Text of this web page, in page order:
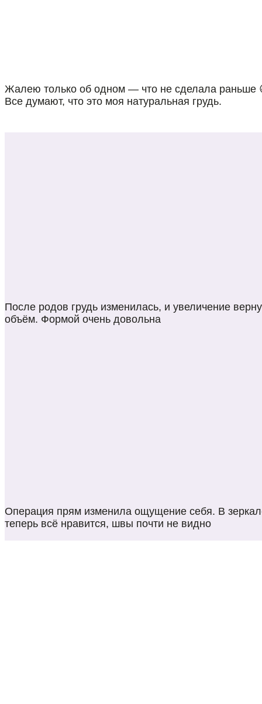
Жалею только об одном — что не сделала раньше
Все думают, что это моя натуральная грудь.
После родов грудь изменилась, и увеличение
объём. Формой очень довольна
Операция прям изменила ощущение себя. В
теперь всё нравится, швы почти не видно